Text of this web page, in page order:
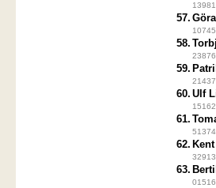
57.
58.
59.
60. Ulf
61.
62.
63.